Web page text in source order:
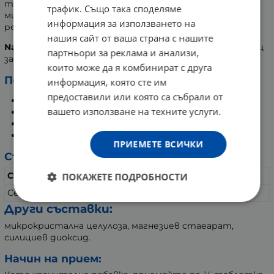
таблетка. В допълнение, селенът подпомага
мисловната дейност и спомага за здрава
репродуктивна система.
Naturalico Селен
се извлича от растения и е подходящ
за вегани.
Ползи от прием:
Подсилва имунната система
Насърчава антиоксидативната защита
Подпомага функцията на щитовидната жлеза
Състав:
Съдържание
Селен (като L-селенметионин)
Други съставки:
микрокристална целулоза, магнезиев стаеарат,
силициев диоксид.
Начин на прием:
трафик. Също така споделяме
информация за използването на
нашия сайт от ваша страна с нашите
партньори за реклама и анализи,
които може да я комбинират с друга
информация, която сте им
предоставили или която са събрали от
вашето използване на техните услуги.
ПРИЕМЕТЕ ВСИЧКИ
ПОКАЖЕТЕ ПОДРОБНОСТИ